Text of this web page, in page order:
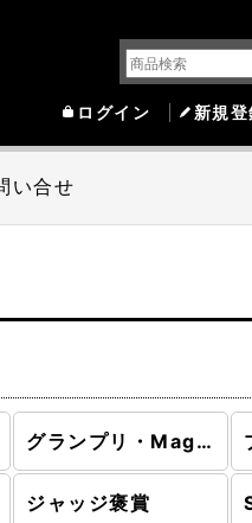
ログイン 新規
い合せ
グランプリ・MagicFest
ジャッジ褒賞